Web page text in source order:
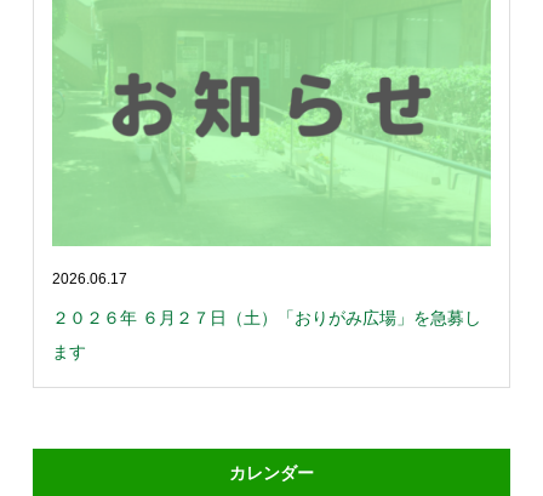
2026.06.17
２０２６年 ６月２７日（土）「おりがみ広場」を急募し
ます
カレンダー